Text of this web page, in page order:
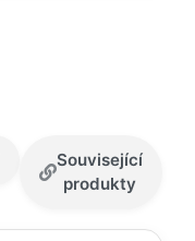
Související
produkty